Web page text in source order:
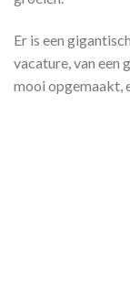
Er is een
vacature, van een
mooi opgemaakt,